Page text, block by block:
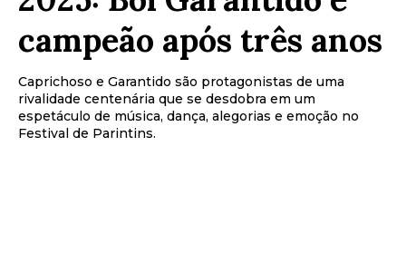
campeão após três anos
Caprichoso e Garantido são protagonistas de uma
rivalidade centenária que se desdobra em um
espetáculo de música, dança, alegorias e emoção no
Festival de Parintins.